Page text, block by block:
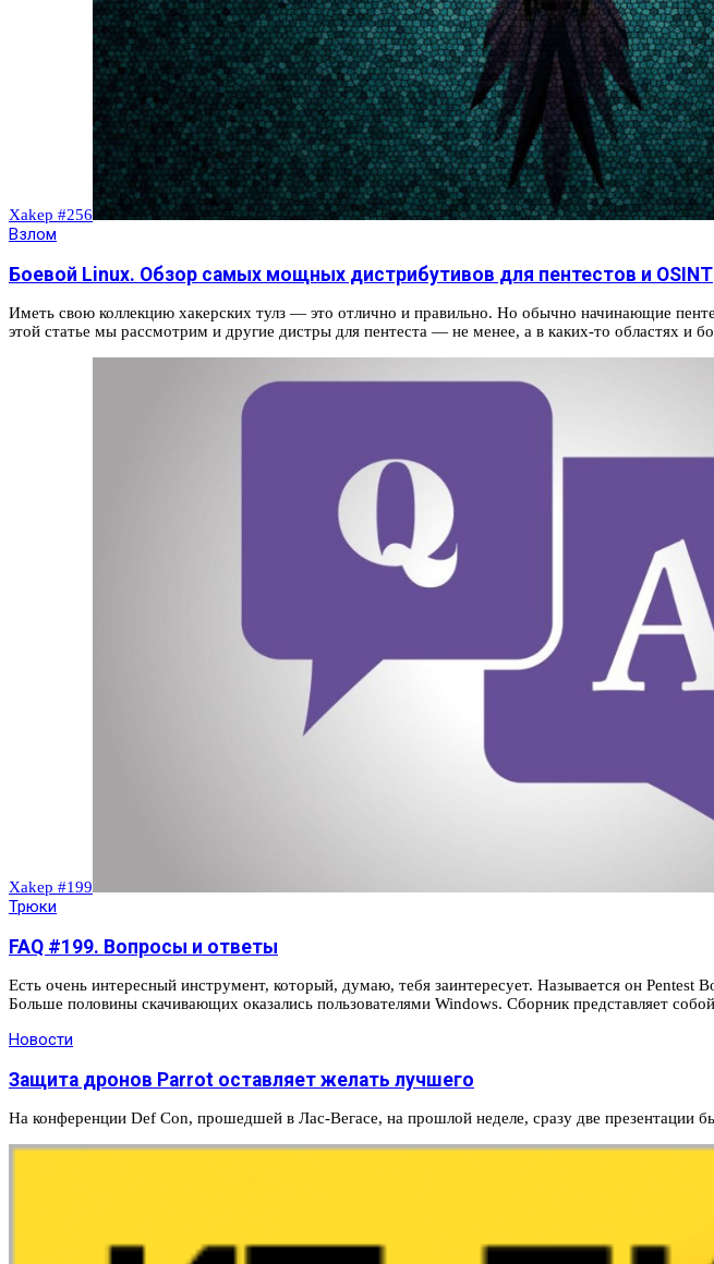
Xakep #256
Взлом
Боевой Linux. Обзор самых мощных дистрибутивов для пентестов и OSINT
Иметь свою кол­лекцию хакер­ских тулз — это отлично и правильно. Но обычно начинающие
этой статье мы рас­смот­рим и дру­гие дис­тры для пен­теста — не менее, а в каких‑то областях и
Xakep #199
Трюки
FAQ #199. Вопросы и ответы
Есть очень интересный инструмент, который, думаю, тебя заинтересует. Называется он Pentest
Больше половины скачивающих оказались пользователями Windows. Сборник представляет
Новости
Защита дронов Parrot оставляет желать лучшего
На конференции Def Con, прошедшей в Лас-Вегасе, на прошлой неделе, сразу две презентации